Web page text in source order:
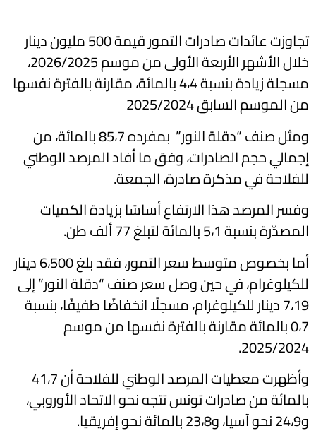
تجاوزت عائدات صادرات التمور قيمة 500 مليون دينار
خلال الأشهر الأربعة الأولى من موسم 2026/2025،
مسجلة زيادة بنسبة 4،4 بالمائة، مقارنة بالفترة نفسها
من الموسم السابق 2025/2024
ومثل صنف “دقلة النور” بمفرده 85،7 بالمائة، من
إجمالي حجم الصادرات، وفق ما أفاد المرصد الوطني
للفلاحة في مذكرة صادرة، الجمعة.
وفسر المرصد هذا الارتفاع أساسًا بزيادة الكميات
المصدّرة بنسبة 5،1 بالمائة لتبلغ 77 ألف طن.
أما بخصوص متوسط سعر التمور، فقد بلغ 6،500 دينار
للكيلوغرام، في حين وصل سعر صنف “دقلة النور” إلى
7،19 دينار للكيلوغرام، مسجلًا انخفاضًا طفيفًا، بنسبة
0،7 بالمائة مقارنة بالفترة نفسها من موسم
2025/2024.
وأظهرت معطيات المرصد الوطني للفلاحة أن 41،7
بالمائة من صادرات تونس تتجه نحو الاتحاد الأوروبي،
و24،9 نحو آسيا، و23،8 بالمائة نحو إفريقيا.